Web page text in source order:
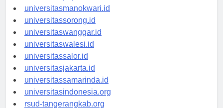
universitaspapua.id
universitasmanokwari.id
universitassorong.id
universitaswanggar.id
universitaswalesi.id
universitassalor.id
universitasjakarta.id
universitassamarinda.id
universitasindonesia.org